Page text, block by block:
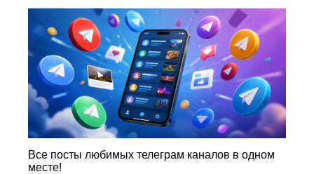
Все посты любимых телеграм каналов в одном
месте!